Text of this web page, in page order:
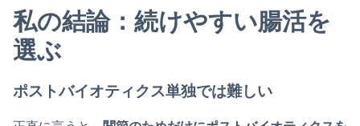
私の結論：続けやすい腸活を
選ぶ
ポストバイオティクス単独では難しい